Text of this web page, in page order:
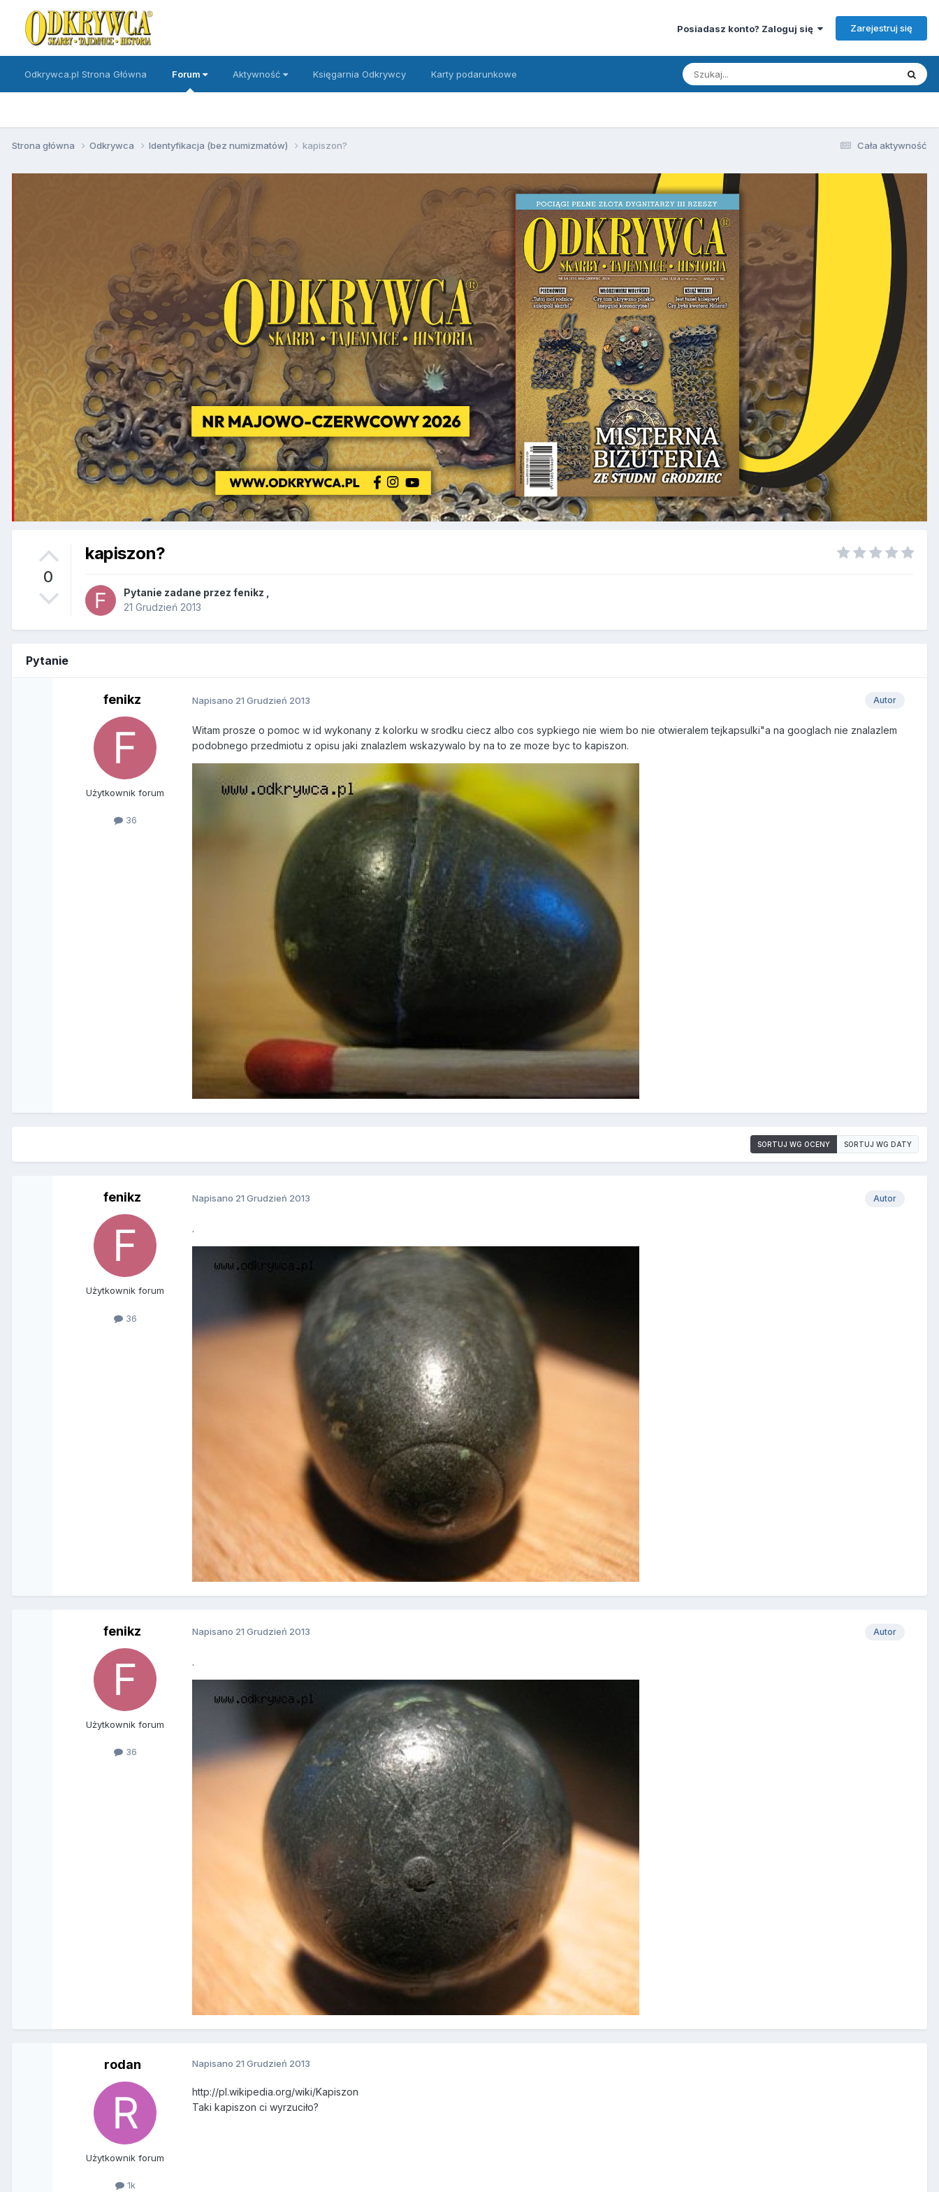
Posiadasz konto? Zaloguj się Zarejestruj się
Odkrywca.pl Strona Główna Forum Aktywność Księgarnia Odkrywcy Karty podarunkowe
Cała aktywność
Strona główna Odkrywca Identyfikacja (bez numizmatów) kapiszon?
0
kapiszon?
Pytanie zadane przez fenikz
21 Grudzień 2013
Pytanie
fenikz
Użytkownik forum
36
Autor
Napisano 21 Grudzień 2013
Witam prosze o pomoc w id wykonany z kolorku w srodku ciecz albo cos sypkiego nie wiem bo nie otwieralem tejkapsulki"a na googlach nie znalazlem
podobnego przedmiotu z opisu jaki znalazlem wskazywalo by na to ze moze byc to kapiszon.
SORTUJ WG OCENY SORTUJ WG DATY
fenikz
Użytkownik forum
36
Autor
Napisano 21 Grudzień 2013
.
fenikz
Użytkownik forum
36
Autor
Napisano 21 Grudzień 2013
.
rodan
Użytkownik forum
1k
Napisano 21 Grudzień 2013
http://pl.wikipedia.org/wiki/Kapiszon
Taki kapiszon ci wyrzuciło?